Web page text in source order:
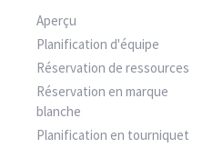
Aperçu
Planification d'équipe
Réservation de ressources
Réservation en marque
blanche
Planification en tourniquet